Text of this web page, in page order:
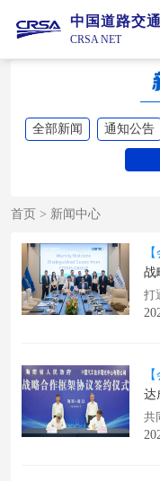
中国道路交
CRSA NET
全部新闻 通知公告
首页 > 新闻中心
战
打
达
共